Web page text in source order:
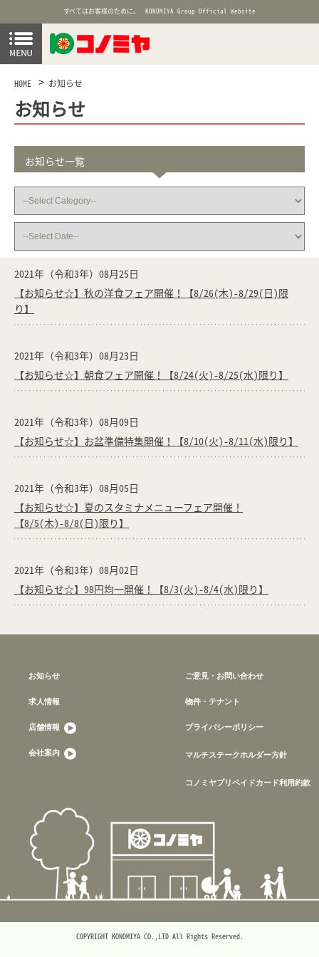
すべてはお客様のために。 KONOMIYA Group Official Website
HOME お知らせ
お知らせ
お知らせ一覧
2021年（令和3年）08月25日
【お知らせ☆】秋の洋食フェア開催！【8/26(木)-8/29(日)限
り】
2021年（令和3年）08月23日
【お知らせ☆】朝食フェア開催！【8/24(火)-8/25(水)限り】
2021年（令和3年）08月09日
【お知らせ☆】お盆準備特集開催！【8/10(火)-8/11(水)限り】
2021年（令和3年）08月05日
【お知らせ☆】夏のスタミナメニューフェア開催！
【8/5(木)-8/8(日)限り】
2021年（令和3年）08月02日
【お知らせ☆】98円均一開催！【8/3(火)-8/4(水)限り】
お知らせ
求人情報
店舗情報
会社案内
ご意見・お問い合わせ
物件・テナント
プライバシーポリシー
マルチステークホルダー方針
コノミヤプリペイドカード利用約款
COPYRIGHT KONOMIYA CO.,LTD All Rights Reserved.